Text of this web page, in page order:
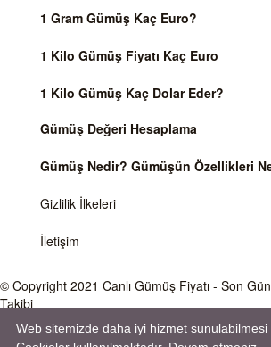
1 Gram Gümüş Kaç Euro?
1 Kilo Gümüş Fiyatı Kaç Euro
1 Kilo Gümüş Kaç Dolar Eder?
Gümüş Değeri Hesaplama
Gümüş Nedir? Gümüşün Özellikleri
Gizlilik İlkeleri
İletişim
© Copyright 2021 Canlı Gümüş Fiyatı - Son
Takibi
Önemli Uyarı
Gümüş fiyatları ve Döviz Kurları, Dünya piyasalarında
Web sitemizde daha iyi hizmet sunulabilmesi